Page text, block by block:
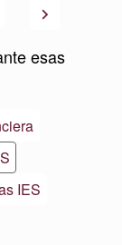
Siguiente
esas
IES